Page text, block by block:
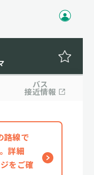
バス
接近情報
路線で
詳細
をご確